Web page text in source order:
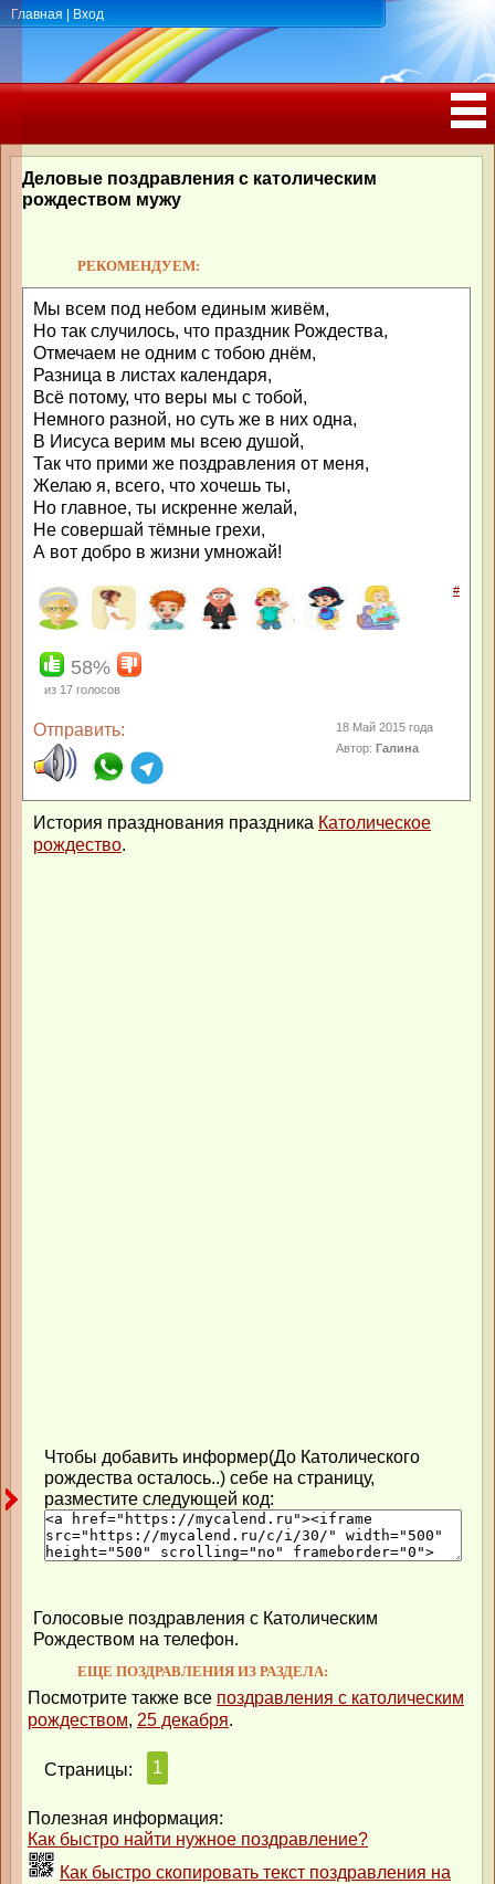
Главная Вход
РОЖДЕНИЯ, ЮБИЛЕЕМ
Деловые поздравления с католическим
рождеством мужу
РЕКОМЕНДУЕМ:
Мы всем под небом единым живём,
Но так случилось, что праздник Рождества,
Отмечаем не одним с тобою днём,
Разница в листах календаря,
Всё потому, что веры мы с тобой,
Немного разной, но суть же в них одна,
В Иисуса верим мы всею душой,
Так что прими же поздравления от меня,
Желаю я, всего, что хочешь ты,
Но главное, ты искренне желай,
Не совершай тёмные грехи,
А вот добро в жизни умножай!
#
58%
из 17 голосов
Отправить:
18 Май 2015 года
Автор:Галина
История празднования праздника Католическое
рождество.
Чтобы добавить информер(До Католического
рождества осталось..) себе на страницу,
разместите следующей код:
Голосовые поздравления с Католическим
Рождеством на телефон.
ЕЩЕ ПОЗДРАВЛЕНИЯ ИЗ РАЗДЕЛА:
Посмотрите также все поздравления с католическим
рождеством, 25 декабря.
Страницы: 1
Полезная информация:
Как быстро найти нужное поздравление?
Как быстро скопировать текст поздравления на